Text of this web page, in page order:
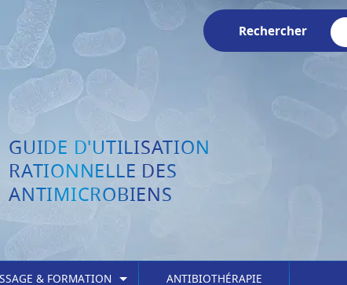
Rechercher
GUIDE D'UTILISATION
RATIONNELLE DES
ANTIMICROBIENS
& FORMATION ANTIBIOTHÉRAPIE